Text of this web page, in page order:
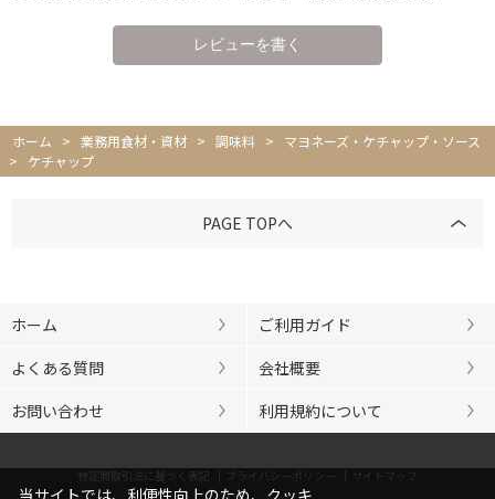
ホーム > 業務用食材・資材 > 調味料 >
マヨネーズ・ケチャップ・ソース
>
ケチャップ
PAGE TOPへ
ホーム
ご利用ガイド
よくある質問
会社概要
お問い合わせ
利用規約について
特定商取引法に基づく表記 プライバシーポリシー サイトマップ